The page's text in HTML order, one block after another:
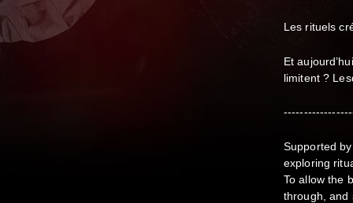
Les rituels
Et
limitent ?
Supported
exploring
To allow the
through, and